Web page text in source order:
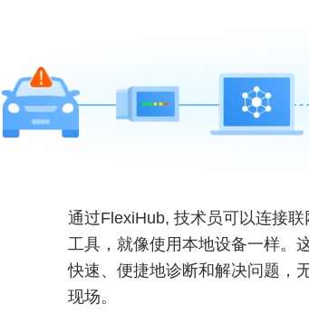
通过FlexiHub, 技术员可以连接
工具，就像使用本地设备一样。
快速、便捷地诊断和解决问题，
现场。